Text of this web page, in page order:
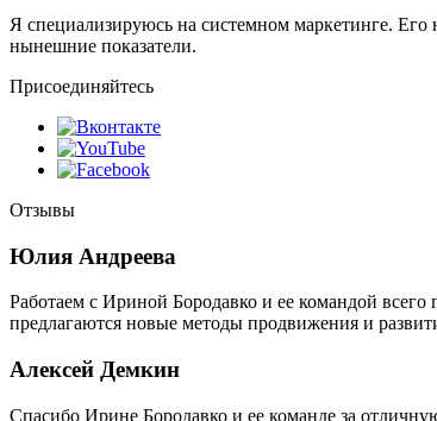
Я специализируюсь на системном маркетинге.
нынешние показатели.
Присоединяйтесь
Отзывы
Юлия Андреева
Работаем с Ириной Бородавко и ее командой всего
предлагаются новые методы продвижения и
Алексей Демкин
Спасибо Ирине Бородавко и ее команде за